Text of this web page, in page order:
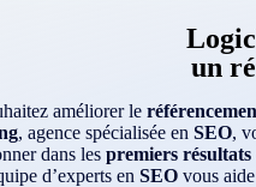
un
améliorer le
, agence spécialisée en SEO,
dans les premiers résultats
d’experts en SEO vous